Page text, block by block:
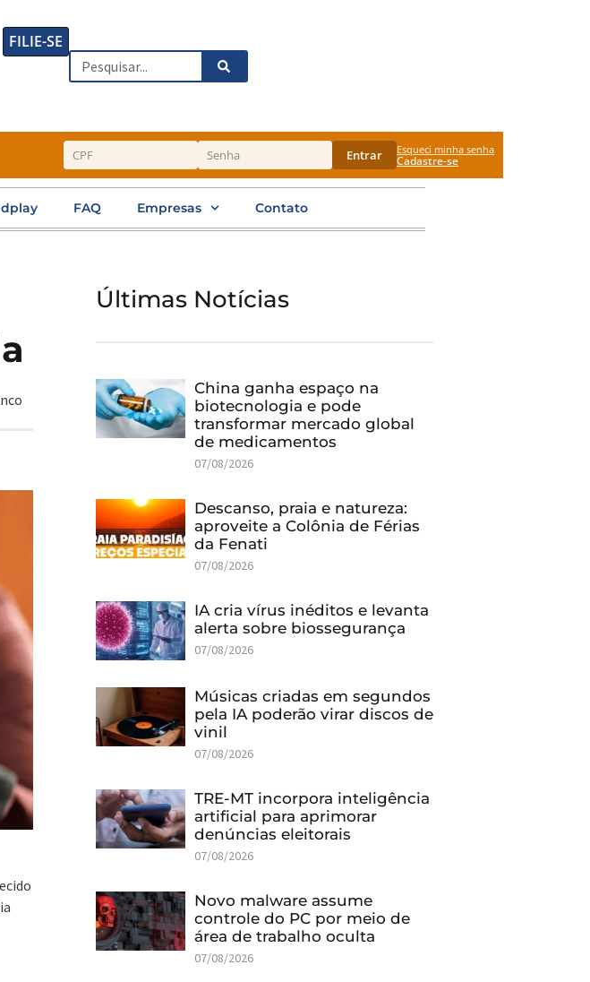
FILIE-SE
Search
Entrar Esqueci minha senha
Cadastre-se
FAQ Empresas Contato
Últimas Notícias
China ganha espaço na
biotecnologia e pode
transformar mercado global
de medicamentos
07/08/2026
Descanso, praia e natureza:
aproveite a Colônia de Férias
da Fenati
07/08/2026
IA cria vírus inéditos e levanta
alerta sobre biossegurança
07/08/2026
Músicas criadas em segundos
pela IA poderão virar discos de
vinil
07/08/2026
TRE-MT incorpora inteligência
artificial para aprimorar
denúncias eleitorais
07/08/2026
Novo malware assume
controle do PC por meio de
área de trabalho oculta
07/08/2026